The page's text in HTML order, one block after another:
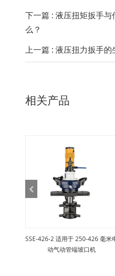
下一篇 : 液压扭矩扳手
么？
上一篇 : 液压扭力扳手的
相关产品
SSE-426-2 适用于 250-426 毫米
动气动管端坡口机